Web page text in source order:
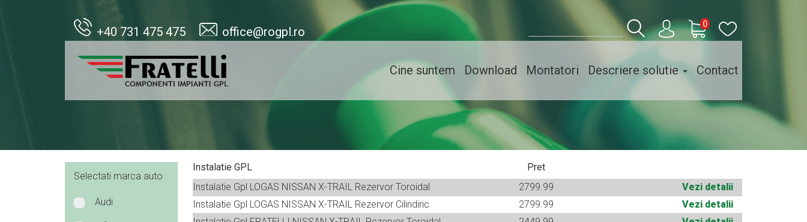
+40 731 475 475 office@rogpl.ro
0
Cine suntem Download Montatori Descriere solutie Contact
Selectati marca auto
Audi
Instalatie GPL
Pret
Instalatie Gpl LOGAS NISSAN X-TRAIL Rezervor Toroidal
2799.99
Vezi detalii
Instalatie Gpl LOGAS NISSAN X-TRAIL Rezervor Cilindiric
2799.99
Vezi detalii